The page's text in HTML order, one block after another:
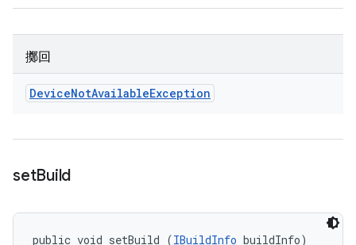
擲回
DeviceNotAvailableException
setBuild
public void setBuild (IBuildInfo buildInfo)